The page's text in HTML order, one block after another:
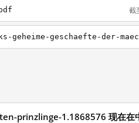
截
prinzlinge-1.1868576 现在在